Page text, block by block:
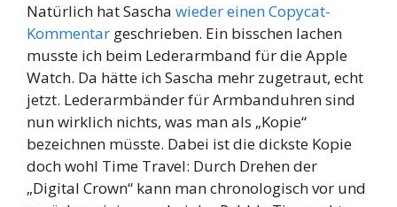
Natürlich hat Sascha wieder einen Copycat-
Kommentar geschrieben. Ein bisschen lachen
musste ich beim Lederarmband für die Apple
Watch. Da hätte ich Sascha mehr zugetraut, echt
jetzt. Lederarmbänder für Armbanduhren sind
nun wirklich nichts, was man als „Kopie“
bezeichnen müsste. Dabei ist die dickste Kopie
doch wohl Time Travel: Durch Drehen der
„Digital Crown“ kann man chronologisch vor und